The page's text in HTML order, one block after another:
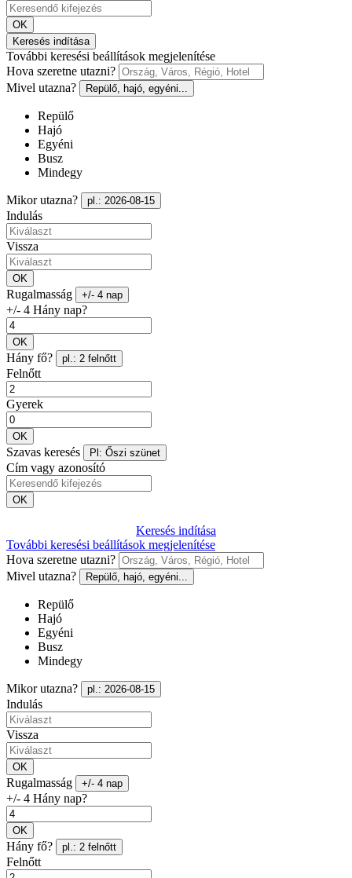
OK
Keresés indítása
További keresési beállítások megjelenítése
Hova szeretne utazni?
Mivel utazna?
Repülő, hajó, egyéni...
Repülő
Hajó
Egyéni
Busz
Mindegy
Mikor utazna? pl.: 2026-08-15
Indulás
Vissza
OK
Rugalmasság +/- 4 nap
+/- 4 Hány nap?
OK
Hány fő? pl.: 2 felnőtt
Felnőtt
Gyerek
OK
Szavas keresés Pl: Őszi szünet
Cím vagy azonosító
OK
Keresés indítása
További keresési beállítások megjelenítése
Hova szeretne utazni?
Mivel utazna?
Repülő, hajó, egyéni...
Repülő
Hajó
Egyéni
Busz
Mindegy
Mikor utazna? pl.: 2026-08-15
Indulás
Vissza
OK
Rugalmasság +/- 4 nap
+/- 4 Hány nap?
OK
Hány fő? pl.: 2 felnőtt
Felnőtt